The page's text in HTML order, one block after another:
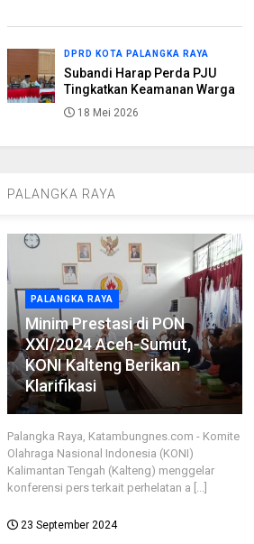
DPRD KOTA PALANGKA RAYA
Subandi Harap Perda PJU
Tingkatkan Keamanan Warga
18 Mei 2026
PALANGKA RAYA
PALANGKA RAYA
Minim Prestasi di PON
XXI/2024 Aceh-Sumut,
KONI Kalteng Berikan
Klarifikasi
Palangka Raya, Katambungnes.com - Komite
Olahraga Nasional Indonesia (KONI)
Kalimantan Tengah (Kalteng) menggelar
konferensi pers terkait perhelatan a [...]
23 September 2024